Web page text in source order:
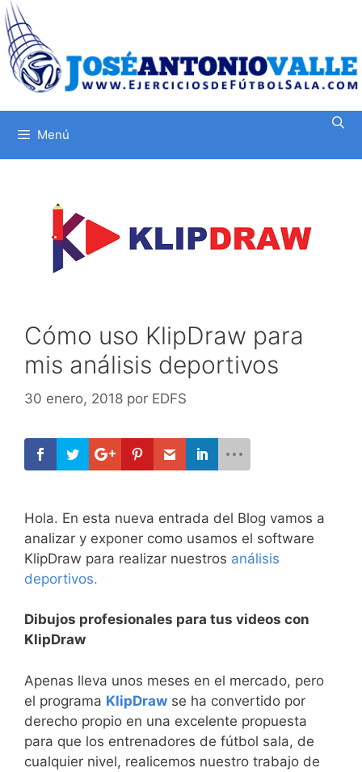
Saltar
al
contenido
Menú
Cómo uso KlipDraw para
mis análisis deportivos
30 enero, 2018 por EDFS
Hola. En esta nueva entrada del Blog vamos a
analizar y exponer como usamos el software
KlipDraw para realizar nuestros análisis
deportivos.
Dibujos profesionales para tus videos con
KlipDraw
Apenas lleva unos meses en el mercado, pero
el programa KlipDraw se ha convertido por
derecho propio en una excelente propuesta
para que los entrenadores de fútbol sala, de
cualquier nivel, realicemos nuestro trabajo de